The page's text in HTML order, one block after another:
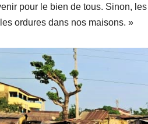
pour le bien de tous. Sinon,
ordures dans nos maisons. »